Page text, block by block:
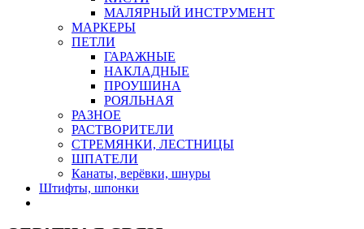
МАЛЯРНЫЙ ИНСТРУМЕНТ
МАРКЕРЫ
ПЕТЛИ
ГАРАЖНЫЕ
НАКЛАДНЫЕ
ПРОУШИНА
РОЯЛЬНАЯ
РАЗНОЕ
РАСТВОРИТЕЛИ
СТРЕМЯНКИ, ЛЕСТНИЦЫ
ШПАТЕЛИ
Канаты, верёвки, шнуры
Штифты, шпонки